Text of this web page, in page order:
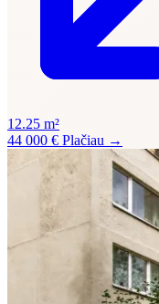
12.25 m²
44 000 € Plačiau →